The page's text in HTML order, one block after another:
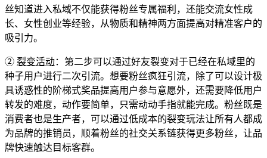
丝知道进入私域不仅能获得粉丝专属福利，还能交流女性成
长、女性创业等经验，从物质和精神两方面提高对精准客户的
吸引力。
② 裂变活动：第二步可以通过好友裂变对于已经在私域里的
种子用户进行二次引流。想要粉丝疯狂引流，除了可以设计极
具诱惑性的阶梯式奖品提高用户参与意愿外，还需要降低用户
转发的难度，动作要简单，只需动动手指就能完成。粉丝既是
消费者也是生产者，可以通过低成本的裂变玩法让所有人都成
为品牌的推销员，顺着粉丝的社交关系链获得更多粉丝，让品
牌快速触达目标客群。